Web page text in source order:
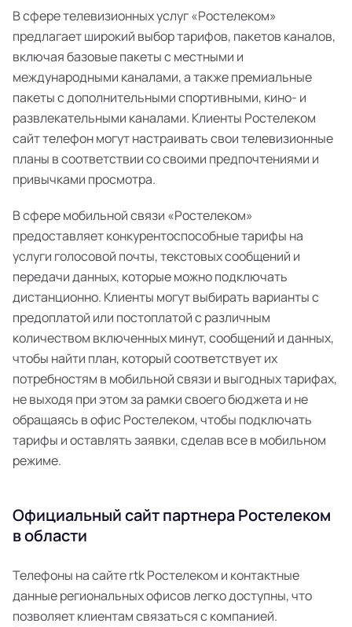
В сфере телевизионных услуг «Ростелеком»
предлагает широкий выбор тарифов, пакетов каналов,
включая базовые пакеты с местными и
международными каналами, а также премиальные
пакеты с дополнительными спортивными, кино- и
развлекательными каналами. Клиенты Ростелеком
сайт телефон могут настраивать свои телевизионные
планы в соответствии со своими предпочтениями и
привычками просмотра.
В сфере мобильной связи «Ростелеком»
предоставляет конкурентоспособные тарифы на
услуги голосовой почты, текстовых сообщений и
передачи данных, которые можно подключать
дистанционно. Клиенты могут выбирать варианты с
предоплатой или постоплатой с различным
количеством включенных минут, сообщений и данных,
чтобы найти план, который соответствует их
потребностям в мобильной связи и выгодных тарифах,
не выходя при этом за рамки своего бюджета и не
обращаясь в офис Ростелеком, чтобы подключать
тарифы и оставлять заявки, сделав все в мобильном
режиме.
Официальный сайт партнера Ростелеком
в области
Телефоны на сайте rtk Ростелеком и контактные
данные региональных офисов легко доступны, что
позволяет клиентам связаться с компанией.